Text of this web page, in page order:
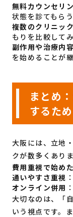
無料カウンセリ
状態を診てもら
複数のクリニッ
もりを比較して
副作用や治療内
を始めることが
まとめ
するた
大阪には、立地
クが数多くありま
費用重視で始め
通いやすさ重視
オンライン併用
大切なのは、「
いう視点です。